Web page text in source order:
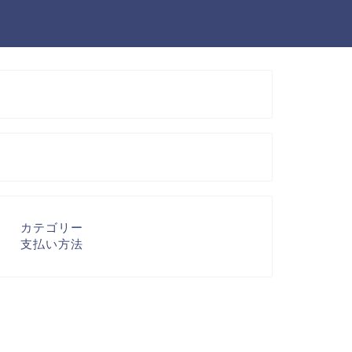
カテゴリー
支払い方法